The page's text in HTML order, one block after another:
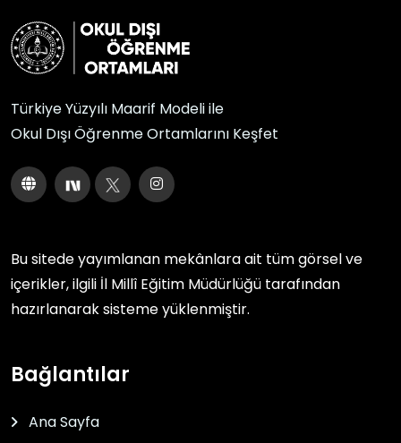
Türkiye Yüzyılı Maarif Modeli ile
Okul Dışı Öğrenme Ortamlarını Keşfet
Bu sitede yayımlanan mekânlara ait tüm görsel ve
içerikler, ilgili İl Millî Eğitim Müdürlüğü tarafından
hazırlanarak sisteme yüklenmiştir.
Bağlantılar
Ana Sayfa